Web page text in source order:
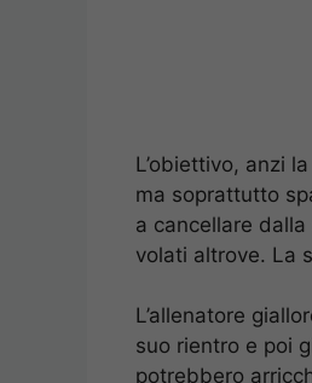
L’obiettivo, anzi
ma soprattutto
a cancellare
volati altrove. La
L’allenatore
suo rientro e poi
potrebbero